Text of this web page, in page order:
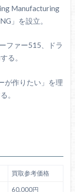
Manufacturing
」を設立。
ファー515、ドラ
る。
が作りたい」を理
。
買取参考価格
60,000円